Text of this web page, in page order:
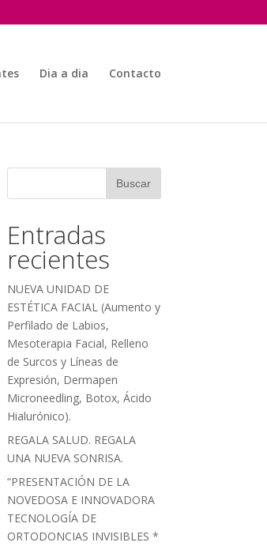
Dia a dia Contacto
Entradas
recientes
NUEVA UNIDAD DE
ESTÉTICA FACIAL (Aumento y
Perfilado de Labios,
Mesoterapia Facial, Relleno
de Surcos y Líneas de
Expresión, Dermapen
Microneedling, Botox, Ácido
Hialurónico).
REGALA SALUD. REGALA
UNA NUEVA SONRISA.
“PRESENTACIÓN DE LA
NOVEDOSA E INNOVADORA
TECNOLOGÍA DE
ORTODONCIAS INVISIBLES *